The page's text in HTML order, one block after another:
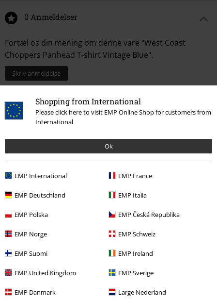
Shopping from International
Please click here to visit EMP Online Shop for customers from
International
Ok
EMP International EMP France
EMP Deutschland EMP Italia
EMP Polska EMP Česká Republika
EMP Norge EMP Schweiz
EMP Suomi EMP Ireland
EMP United Kingdom EMP Sverige
EMP Danmark Large Nederland
0 Anmeldelser
Fortæl os din mening om denne vare "West Coast
Choppers Panhead T-shirt Vintage Blue".
Skriv anmeldelse
More categories. More options.